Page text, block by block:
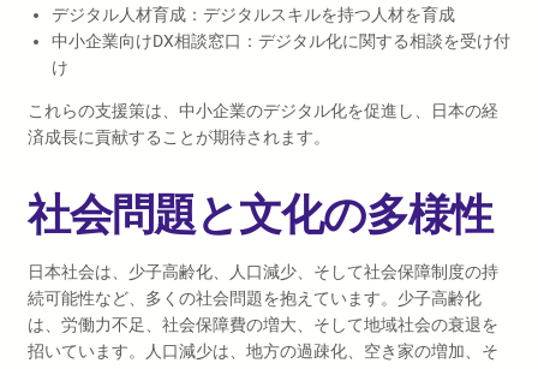
デジタル人材育成：デジタルスキルを持つ人材を育成
中小企業向けDX相談窓口：デジタル化に関する相談を受け付
け
これらの支援策は、中小企業のデジタル化を促進し、日本の経
済成長に貢献することが期待されます。
社会問題と文化の多様性
日本社会は、少子高齢化、人口減少、そして社会保障制度の持
続可能性など、多くの社会問題を抱えています。少子高齢化
は、労働力不足、社会保障費の増大、そして地域社会の衰退を
招いています。人口減少は、地方の過疎化、空き家の増加、そ